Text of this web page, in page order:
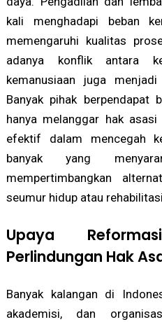
kali menghadapi beban
memengaruhi kualitas
adanya konflik antara
kemanusiaan juga
Banyak pihak berpendapat
hanya melanggar hak
efektif dalam mencegah
banyak yang
mempertimbangkan
seumur hidup atau
Upaya
Perlindungan Hak
Banyak kalangan di
akademisi, dan